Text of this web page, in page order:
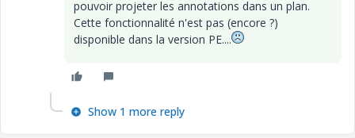
pouvoir projeter les annotations dans un plan.
Cette fonctionnalité n'est pas (encore ?)
disponible dans la version PE....
Show 1 more reply